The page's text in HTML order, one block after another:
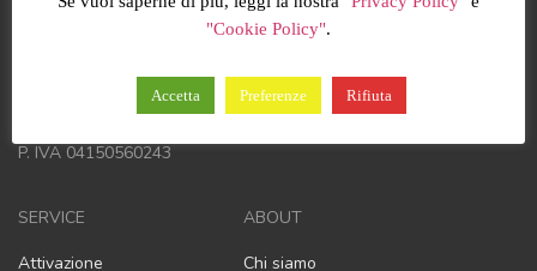
Via Corso Matteotti 59
P. IVA 04150560243
SERVICE
Attivazione
ABOUT
Chi siamo
"Cookie Policy".
Accetta Preferenze Rifiuta